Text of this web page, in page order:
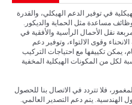
في توفير الدعم الهيكلي، والقدرة
وظائف مساعدة مثل الحماية والديكور.
نقل الأحمال الرأسية والأفقية في
وقوى الالتواء، وتوفير دعم
يمكن تكييفها مع احتياجات التركيب
لكل من المكونات الهيكلية المخفية
فلا تتردد في الاتصال بنا للحصول
الهندسية. يتم دعم التصدير العالمي.